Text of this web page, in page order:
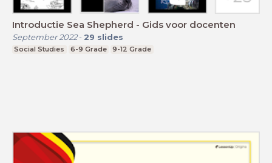
Introductie Sea Shepherd - Gids voor docenten
September 2022- 29 slides
Social Studies 6-9 Grade 9-12 Grade